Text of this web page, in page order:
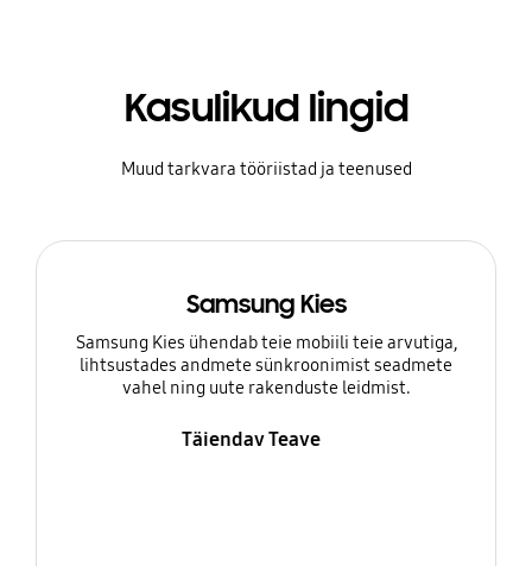
Kasulikud lingid
Muud tarkvara tööriistad ja teenused
Samsung Kies
Samsung Kies ühendab teie mobiili teie arvutiga,
lihtsustades andmete sünkroonimist seadmete
vahel ning uute rakenduste leidmist.
Täiendav Teave